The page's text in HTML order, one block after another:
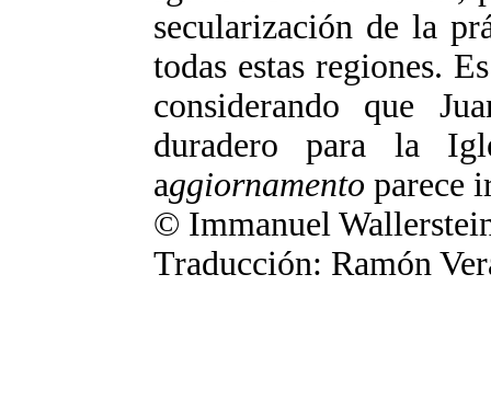
secularización de la
todas estas regiones.
considerando que
duradero para la
aggiornamento parece
© Immanuel
Traducción: Ramón